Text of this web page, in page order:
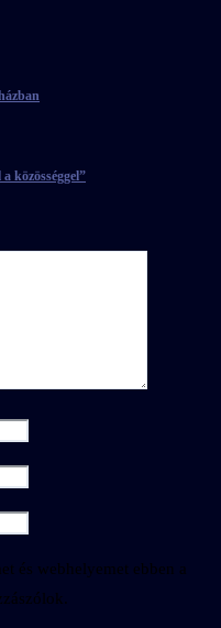
közösséggel”
és webhelyemet ebben a